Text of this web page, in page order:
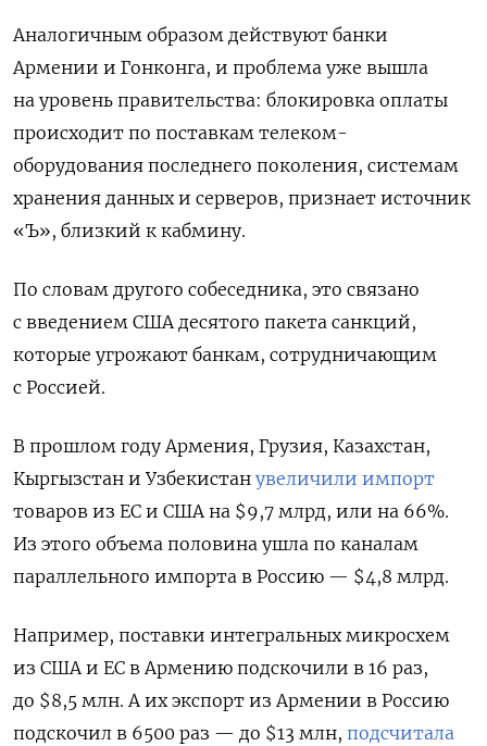
Аналогичным образом действуют банки
Армении и Гонконга, и проблема уже вышла
на уровень правительства: блокировка оплаты
происходит по поставкам телеком-
оборудования последнего поколения, системам
хранения данных и серверов, признает источник
«Ъ», близкий к кабмину.
По словам другого собеседника, это связано
с введением США десятого пакета санкций,
которые угрожают банкам, сотрудничающим
с Россией.
В прошлом году Армения, Грузия, Казахстан,
Кыргызстан и Узбекистан увеличили импорт
товаров из ЕС и США на $9,7 млрд, или на 66%.
Из этого объема половина ушла по каналам
параллельного импорта в Россию — $4,8 млрд.
Например, поставки интегральных микросхем
из США и ЕС в Армению подскочили в 16 раз,
до $8,5 млн. А их экспорт из Армении в Россию
подскочил в 6500 раз — до $13 млн, подсчитала